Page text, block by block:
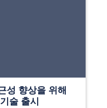
성 향상을 위해
술 출시